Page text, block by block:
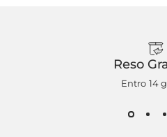
Reso
Entro 14